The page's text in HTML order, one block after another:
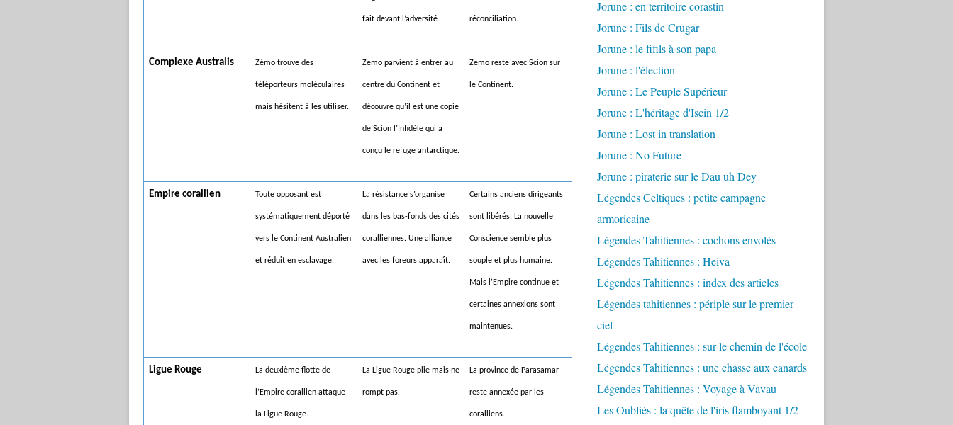
fait devant l’adversité. réconciliation.
Complexe Australis Zémo trouve des
téléporteurs moléculaires
mais hésitent à les utiliser.
Zemo parvient à entrer au
centre du Continent et
découvre qu’il est une copie
de Scion l’Infidèle qui a
conçu le refuge antarctique.
Zemo reste avec Scion sur
le Continent.
Empire corallien Toute opposant est
systématiquement déporté
vers le Continent Australien
et réduit en esclavage.
La résistance s’organise
dans les bas-fonds des cités
coralliennes. Une alliance
avec les foreurs apparaît.
Certains anciens dirigeants
sont libérés. La nouvelle
Conscience semble plus
souple et plus humaine.
Mais l’Empire continue et
certaines annexions sont
maintenues.
Ligue Rouge La deuxième flotte de
l’Empire corallien attaque
la Ligue Rouge.
La Ligue Rouge plie mais ne
rompt pas.
La province de Parasamar
reste annexée par les
coralliens.
Jorune : en territoire corastin
Jorune : Fils de Crugar
Jorune : le fifils à son papa
Jorune : l'élection
Jorune : Le Peuple Supérieur
Jorune : L'héritage d'Iscin 1/2
Jorune : Lost in translation
Jorune : No Future
Jorune : piraterie sur le Dau uh Dey
Légendes Celtiques : petite campagne
armoricaine
Légendes Tahitiennes : cochons envolés
Légendes Tahitiennes : Heiva
Légendes Tahitiennes : index des articles
Légendes tahitiennes : périple sur le premier
ciel
Légendes Tahitiennes : sur le chemin de l'école
Légendes Tahitiennes : une chasse aux canards
Légendes Tahitiennes : Voyage à Vavau
Les Oubliés : la quête de l'iris flamboyant 1/2